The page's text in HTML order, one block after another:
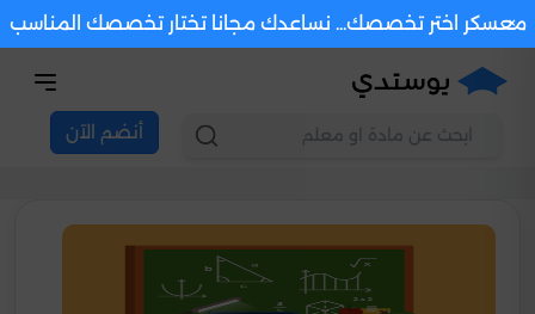
معسكر اختر تخصصك... نساعدك مجانا تختار تخصصك المناسب
×
أنضم الآن